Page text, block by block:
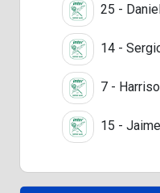
25 -
14 -
7 -
15 -